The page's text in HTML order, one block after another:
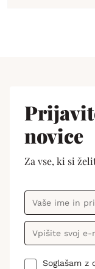
novice
Za vse, ki si
Soglašam z